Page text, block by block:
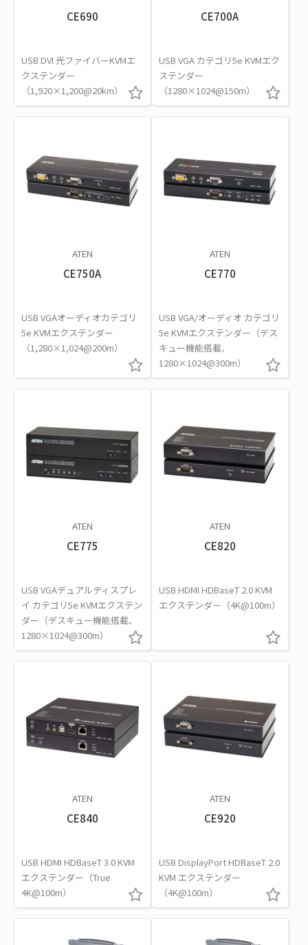
CE690
USB DVI 光ファイバーKVMエ
クステンダー
（1,920×1,200@20km）
CE700A
USB VGA カテゴリ5e KVMエク
ステンダー
（1280×1024@150m）
ATEN
CE750A
USB VGAオーディオカテゴリ
5e KVMエクステンダー
（1,280×1,024@200m）
ATEN
CE770
USB VGA/オーディオ カテゴリ
5e KVMエクステンダー（デス
キュー機能搭載、
1280×1024@300m）
ATEN
CE775
USB VGAデュアルディスプレ
イ カテゴリ5e KVMエクステン
ダー（デスキュー機能搭載、
1280×1024@300m）
ATEN
CE820
USB HDMI HDBaseT 2.0 KVM
エクステンダー（4K@100m）
ATEN
CE840
USB HDMI HDBaseT 3.0 KVM
エクステンダー（True
4K@100m）
ATEN
CE920
USB DisplayPort HDBaseT 2.0
KVM エクステンダー
（4K@100m）